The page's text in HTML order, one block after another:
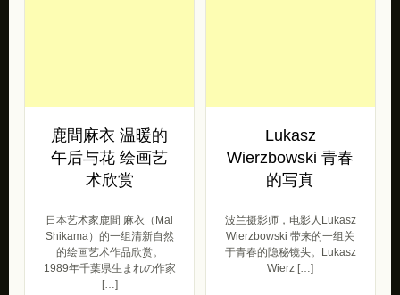
鹿間麻衣 温暖的
午后与花 绘画艺
术欣赏
日本艺术家鹿間 麻衣（Mai
Shikama）的一组清新自然
的绘画艺术作品欣赏。
1989年千葉県生まれの作家
[…]
Lukasz
Wierzbowski 青春
的写真
波兰摄影师，电影人Lukasz
Wierzbowski 带来的一组关
于青春的隐秘镜头。Lukasz
Wierz […]